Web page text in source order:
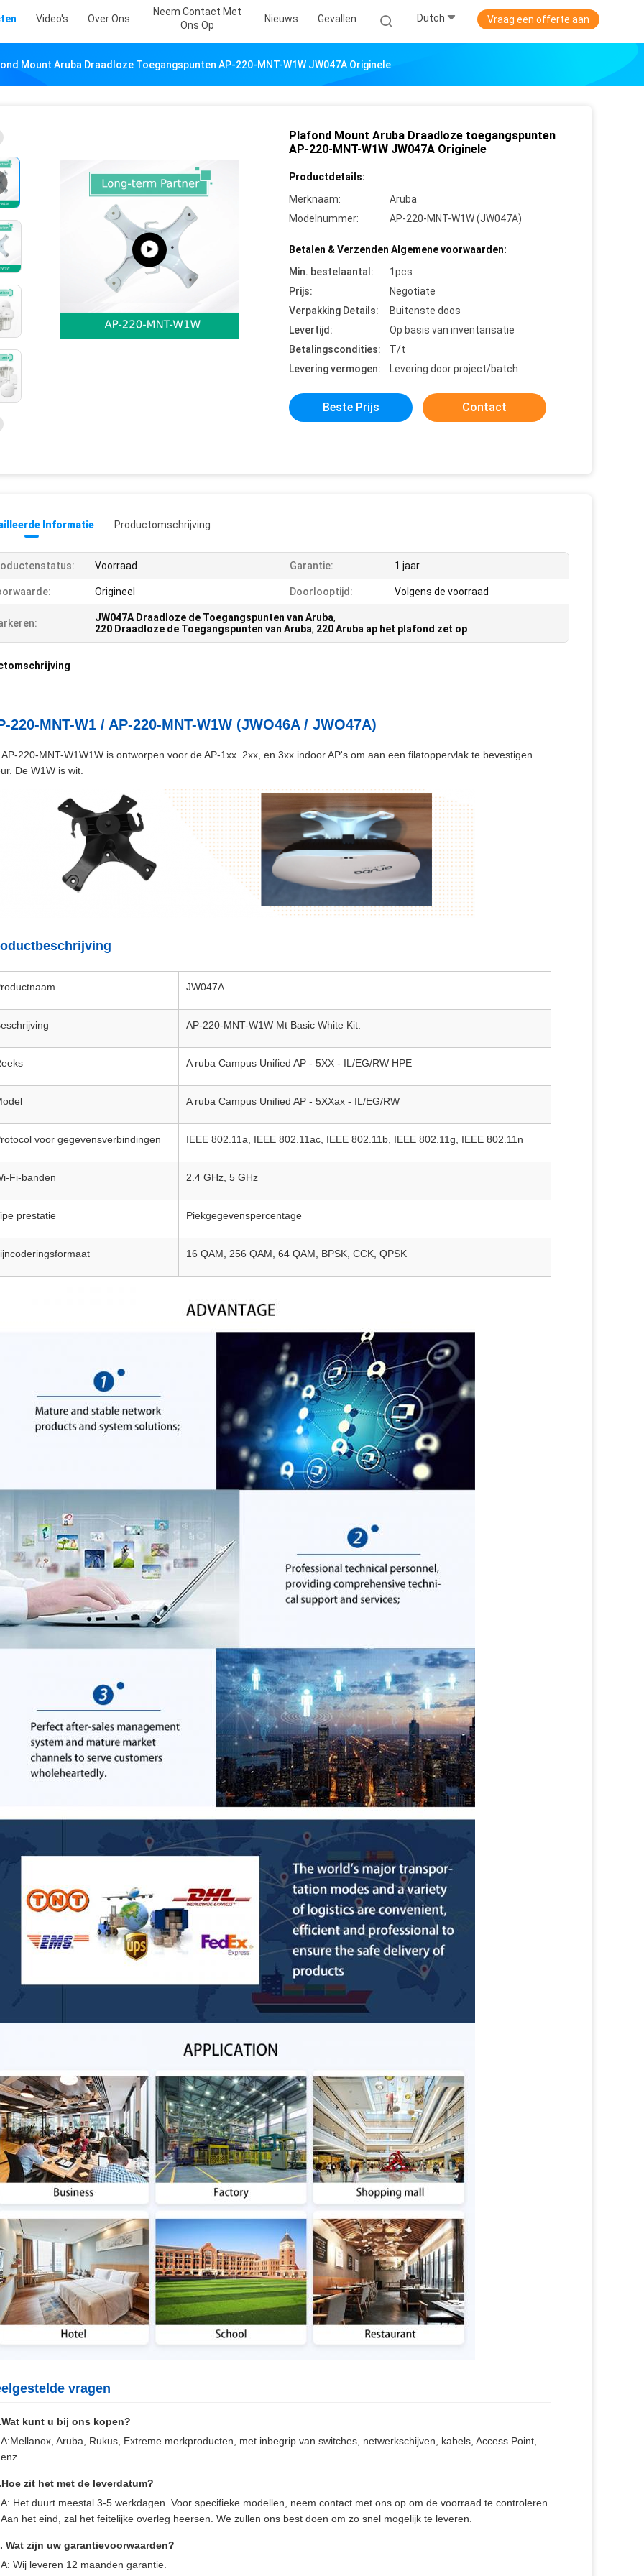
Video's Over Ons
Neem Contact Met
Ons Op
Nieuws Gevallen Dutch Vraag een offerte aan
Mount Aruba Draadloze Toegangspunten AP-220-MNT-W1W JW047A Originele
Plafond Mount Aruba Draadloze toegangspunten
AP-220-MNT-W1W JW047A Originele
Productdetails:
Merknaam:
Aruba
Modelnummer:
AP-220-MNT-W1W (JW047A)
Betalen & Verzenden Algemene voorwaarden:
Min. bestelaantal:
1pcs
Prijs:
Negotiate
Verpakking Details:
Buitenste doos
Levertijd:
Op basis van inventarisatie
Betalingscondities:
T/t
Levering vermogen:
Levering door project/batch
Beste Prijs Contact
Informatie Productomschrijving
Voorraad Garantie: 1 jaar
Origineel Doorlooptijd: Volgens de voorraad
JW047A Draadloze de Toegangspunten van Aruba,
220 Draadloze de Toegangspunten van Aruba, 220 Aruba ap het plafond zet op
220-MNT-W1 / AP-220-MNT-W1W (JWO46A / JWO47A)
AP-220-MNT-W1W1W is ontworpen voor de AP-1xx. 2xx, en 3xx indoor AP's om aan een filatoppervlak te bevestigen.
De W1W is wit.
JW047A
AP-220-MNT-W1W Mt Basic White Kit.
A ruba Campus Unified AP - 5XX - IL/EG/RW HPE
A ruba Campus Unified AP - 5XXax - IL/EG/RW
voor gegevensverbindingen IEEE 802.11a, IEEE 802.11ac, IEEE 802.11b, IEEE 802.11g, IEEE 802.11n
Fi-banden 2.4 GHz, 5 GHz
prestatie Piekgegevenspercentage
16 QAM, 256 QAM, 64 QAM, BPSK, CCK, QPSK
vragen
kunt u bij ons kopen?
A:Mellanox, Aruba, Rukus, Extreme merkproducten, met inbegrip van switches, netwerkschijven, kabels, Access Point,
enz.
zit het met de leverdatum?
A: Het duurt meestal 3-5 werkdagen. Voor specifieke modellen, neem contact met ons op om de voorraad te controleren.
Aan het eind, zal het feitelijke overleg heersen. We zullen ons best doen om zo snel mogelijk te leveren.
Wat zijn uw garantievoorwaarden?
A: Wij leveren 12 maanden garantie.